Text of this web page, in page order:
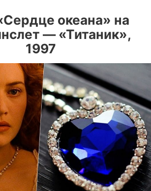
океана» на
— «Титаник»,
1997